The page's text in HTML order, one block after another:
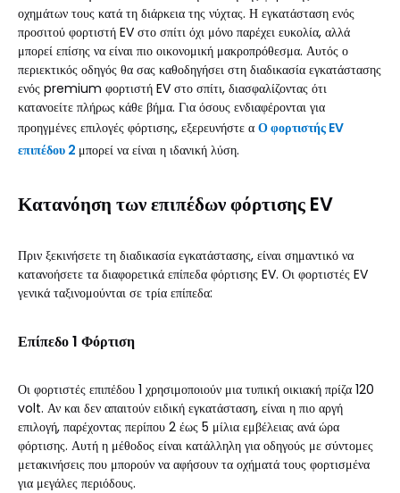
οχημάτων τους κατά τη διάρκεια της νύχτας. Η εγκατάσταση ενός
προσιτού φορτιστή EV στο σπίτι όχι μόνο παρέχει ευκολία, αλλά
μπορεί επίσης να είναι πιο οικονομική μακροπρόθεσμα. Αυτός ο
περιεκτικός οδηγός θα σας καθοδηγήσει στη διαδικασία εγκατάστασης
ενός premium φορτιστή EV στο σπίτι, διασφαλίζοντας ότι
κατανοείτε πλήρως κάθε βήμα. Για όσους ενδιαφέρονται για
προηγμένες επιλογές φόρτισης, εξερευνήστε α Ο φορτιστής EV
επιπέδου 2 μπορεί να είναι η ιδανική λύση.
Κατανόηση των επιπέδων φόρτισης EV
Πριν ξεκινήσετε τη διαδικασία εγκατάστασης, είναι σημαντικό να
κατανοήσετε τα διαφορετικά επίπεδα φόρτισης EV. Οι φορτιστές EV
γενικά ταξινομούνται σε τρία επίπεδα:
Επίπεδο 1 Φόρτιση
Οι φορτιστές επιπέδου 1 χρησιμοποιούν μια τυπική οικιακή πρίζα 120
volt. Αν και δεν απαιτούν ειδική εγκατάσταση, είναι η πιο αργή
επιλογή, παρέχοντας περίπου 2 έως 5 μίλια εμβέλειας ανά ώρα
φόρτισης. Αυτή η μέθοδος είναι κατάλληλη για οδηγούς με σύντομες
μετακινήσεις που μπορούν να αφήσουν τα οχήματά τους φορτισμένα
για μεγάλες περιόδους.